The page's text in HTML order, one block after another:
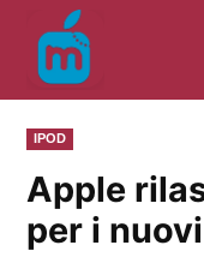
contenuto
PUBBLICATO
IN
IPOD
Apple
per i